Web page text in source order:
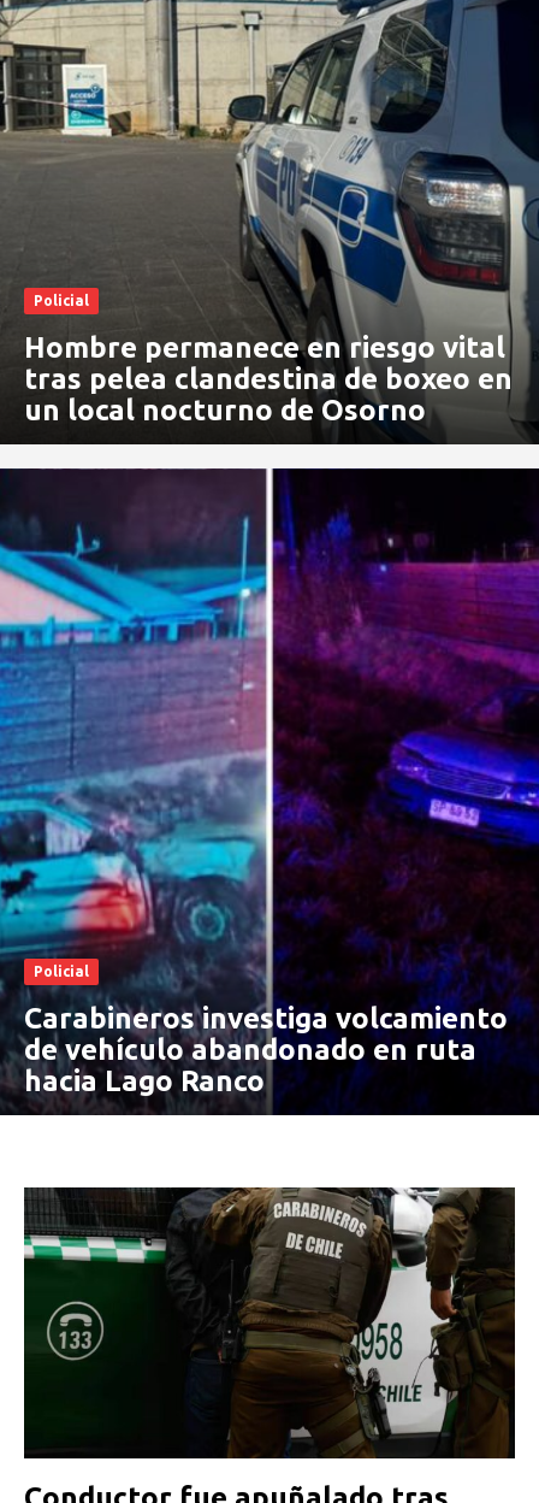
Policial
Hombre permanece en riesgo vital
tras pelea clandestina de boxeo en
un local nocturno de Osorno
Policial
Carabineros investiga volcamiento
de vehículo abandonado en ruta
hacia Lago Ranco